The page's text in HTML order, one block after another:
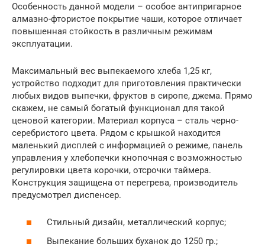
Особенность данной модели – особое антипригарное
алмазно-фтористое покрытие чаши, которое отличает
повышенная стойкость в различным режимам
эксплуатации.
Максимальный вес выпекаемого хлеба 1,25 кг,
устройство подходит для приготовления практически
любых видов выпечки, фруктов в сиропе, джема. Прямо
скажем, не самый богатый функционал для такой
ценовой категории. Материал корпуса – сталь черно-
серебристого цвета. Рядом с крышкой находится
маленький дисплей с информацией о режиме, панель
управления у хлебопечки кнопочная с возможностью
регулировки цвета корочки, отсрочки таймера.
Конструкция защищена от перегрева, производитель
предусмотрел диспенсер.
Стильный дизайн, металлический корпус;
Выпекание больших буханок до 1250 гр.;